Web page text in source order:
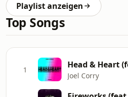
Playlist anzeigen
Top Songs
1 Head & Heart
Joel Corry